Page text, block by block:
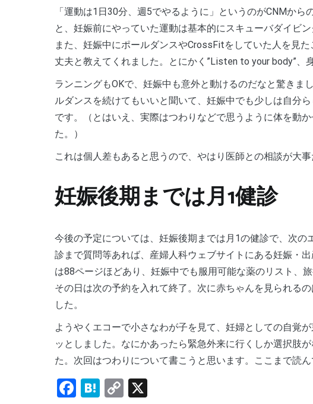
「運動は1日30分、週5でやるように」というのがCNMから
と、妊娠前にやっていた運動は基本的にスキューバダイビ
また、妊娠中にポールダンスやCrossFitをしていた人を見
丈夫と教えてくれました。とにかく”Listen to your body”、
ランニングもOKで、妊娠中も意外と動けるのだなと驚きました。あまり危ない動きはできませんが、ポー
ルダンスを続けてもいいと聞いて、妊娠中でも少しは自分
です。（とはいえ、実際はつわりなどで思うように体を動
た。）
これは個人差もあると思うので、やはり医師との相談が大事
妊娠後期までは月1健診
今後の予定については、妊娠後期までは月1の健診で、次のエコーは20週以降と説明がありました。次の健
診まで質問等あれば、産婦人科ウェブサイトにある妊娠・
は88ページほどあり、妊娠中でも服用可能な薬のリスト、
その日は次の予約を入れて終了。次に赤ちゃんを見られる
した。
ようやくエコーで小さなわが子を見て、妊婦としての自覚が芽生えました。初診まで何事もなく過ごせてホ
ッとしました。なにかあったら緊急外来に行くしか選択肢
た。次回はつわりについて書こうと思います。ここまで読
Facebook
Hatena
Copy